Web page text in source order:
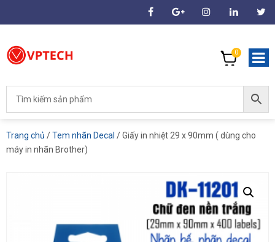
0
Trang chủ /Tem nhãn Decal / Giấy in nhiệt 29 x 90mm ( dùng cho
máy in nhãn Brother)